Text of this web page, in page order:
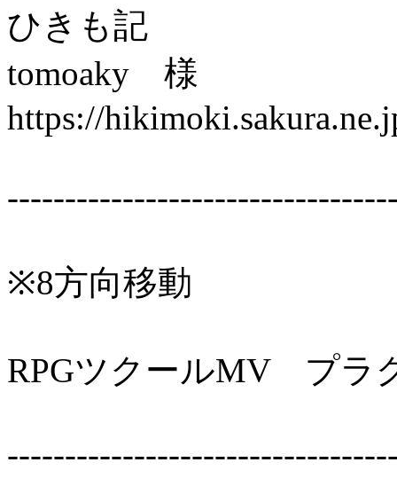
ひきも記
tomoaky 様
https://
※8方向移動
RPGツクールMV プラ